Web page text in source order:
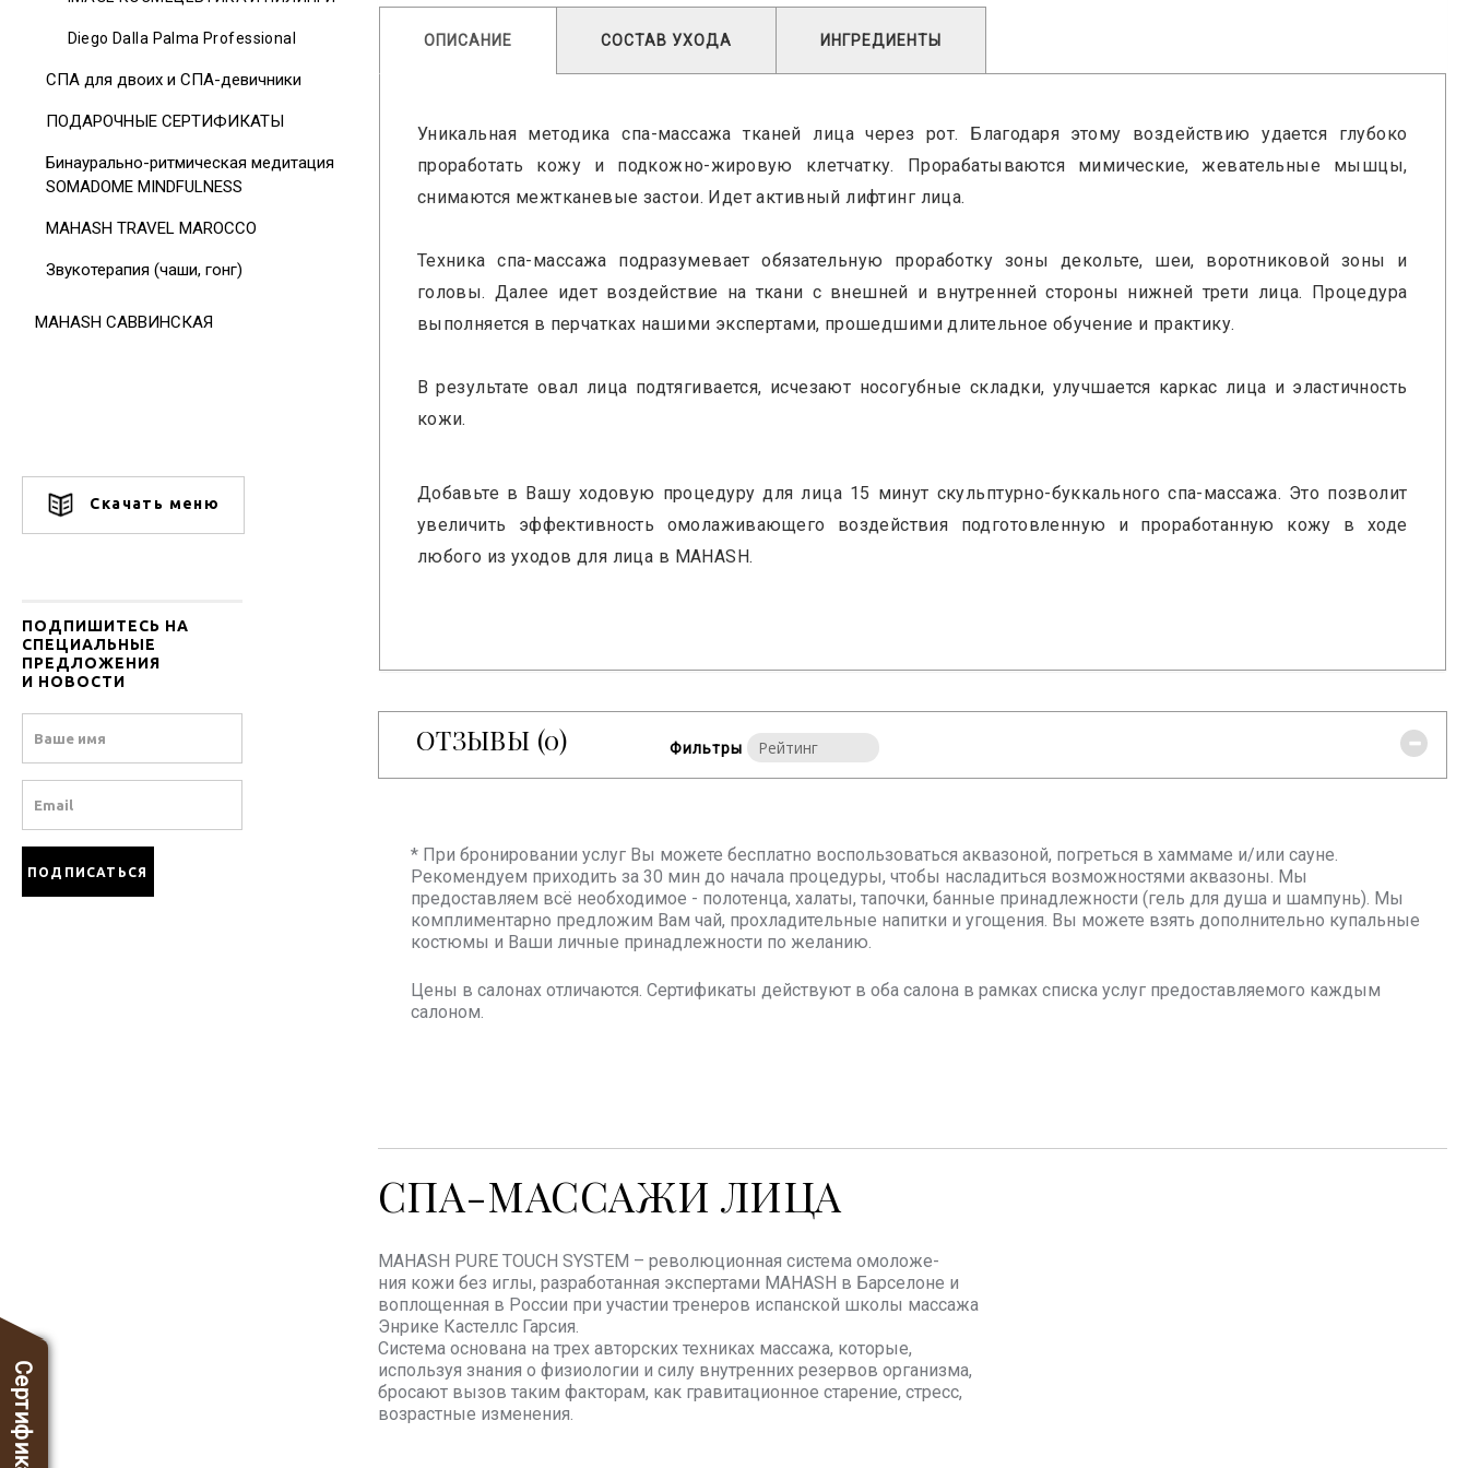
Diego Dalla Palma Professional
СПА для двоих и СПА-девичники
ПОДАРОЧНЫЕ СЕРТИФИКАТЫ
Бинаурально-ритмическая медитация
SOMADOME MINDFULNESS
MAHASH TRAVEL MAROCCO
Звукотерапия (чаши, гонг)
MAHASH САВВИНСКАЯ
Скачать меню
ПОДПИШИТЕСЬ НА
СПЕЦИАЛЬНЫЕ
ПРЕДЛОЖЕНИЯ
И НОВОСТИ
ОПИСАНИЕ СОСТАВ УХОДА ИНГРЕДИЕНТЫ
Уникальная методика спа-массажа тканей лица через рот. Благодаря этому воздействию удается глубоко
проработать кожу и подкожно-жировую клетчатку. Прорабатываются мимические, жевательные мышцы,
снимаются межтканевые застои. Идет активный лифтинг лица.
Техника спа-массажа подразумевает обязательную проработку зоны декольте, шеи, воротниковой зоны и
головы. Далее идет воздействие на ткани с внешней и внутренней стороны нижней трети лица. Процедура
выполняется в перчатках нашими экспертами, прошедшими длительное обучение и практику.
В результате овал лица подтягивается, исчезают носогубные складки, улучшается каркас лица и эластичность
кожи.
Добавьте в Вашу ходовую процедуру для лица 15 минут скульптурно-буккального спа-массажа. Это позволит
увеличить эффективность омолаживающего воздействия подготовленную и проработанную кожу в ходе
любого из уходов для лица в MAHASH.
ОТЗЫВЫ (0) Фильтры
* При бронировании услуг Вы можете бесплатно воспользоваться аквазоной, погреться в хаммаме и/или сауне.
Рекомендуем приходить за 30 мин до начала процедуры, чтобы насладиться возможностями аквазоны. Мы
предоставляем всё необходимое - полотенца, халаты, тапочки, банные принадлежности (гель для душа и шампунь). Мы
комплиментарно предложим Вам чай, прохладительные напитки и угощения. Вы можете взять дополнительно купальные
костюмы и Ваши личные принадлежности по желанию.
Цены в салонах отличаются. Сертификаты действуют в оба салона в рамках списка услуг предоставляемого каждым
салоном.
СПА-МАССАЖИ ЛИЦА
MAHASH PURE TOUCH SYSTEM – революционная система омоложе-
ния кожи без иглы, разработанная экспертами MAHASH в Барселоне и
воплощенная в России при участии тренеров испанской школы массажа
Энрике Кастеллс Гарсия.
Система основана на трех авторских техниках массажа, которые,
используя знания о физиологии и силу внутренних резервов организма,
бросают вызов таким факторам, как гравитационное старение, стресс,
возрастные изменения.
Сертификаты